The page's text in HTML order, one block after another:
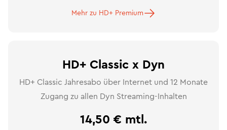
Mehr zu HD+ Premium
HD+ Classic x Dyn
HD+ Classic Jahresabo über Internet und 12 Monate
Zugang zu allen Dyn Streaming-Inhalten
14,50 € mtl.